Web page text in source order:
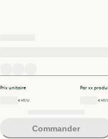
Prix unitaire
€ HT/U
Par xx
€ HT/
Commander